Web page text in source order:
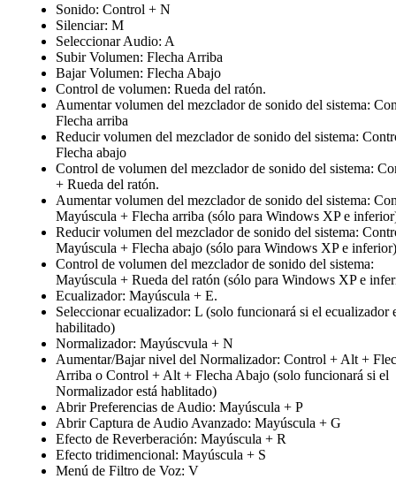
Sonido: Control + N
Silenciar: M
Seleccionar Audio: A
Subir Volumen: Flecha Arriba
Bajar Volumen: Flecha Abajo
Control de volumen: Rueda del ratón.
Aumentar volumen del mezclador de sonido del sistema:
Flecha arriba
Reducir volumen del mezclador de sonido del sistema:
Flecha abajo
Control de volumen del mezclador de sonido del sistema:
+ Rueda del ratón.
Aumentar volumen del mezclador de sonido del sistema:
Mayúscula + Flecha arriba (sólo para Windows XP e
Reducir volumen del mezclador de sonido del sistema:
Mayúscula + Flecha abajo (sólo para Windows XP e inferior)
Control de volumen del mezclador de sonido del sistema:
Mayúscula + Rueda del ratón (sólo para Windows XP e
Ecualizador: Mayúscula + E.
Seleccionar ecualizador: L (solo funcionará si el ecualizador
habilitado)
Normalizador: Mayúscvula + N
Aumentar/Bajar nivel del Normalizador: Control + Alt +
Arriba o Control + Alt + Flecha Abajo (solo funcionará si el
Normalizador está hablitado)
Abrir Preferencias de Audio: Mayúscula + P
Abrir Captura de Audio Avanzado: Mayúscula + G
Efecto de Reverberación: Mayúscula + R
Efecto tridimencional: Mayúscula + S
Menú de Filtro de Voz: V